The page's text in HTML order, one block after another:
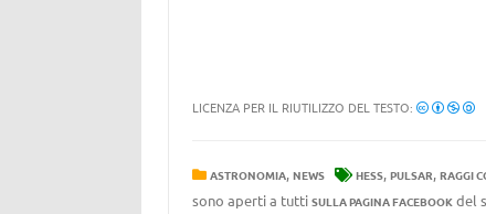
LICENZA PER IL RIUTILIZZO DEL TESTO:
ASTRONOMIA, NEWS HESS, PULSAR, RAGGI
sono aperti a tutti SULLA PAGINA FACEBOOKdel